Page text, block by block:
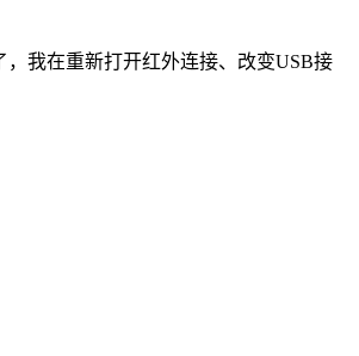
，我在重新打开红外连接、改变USB接